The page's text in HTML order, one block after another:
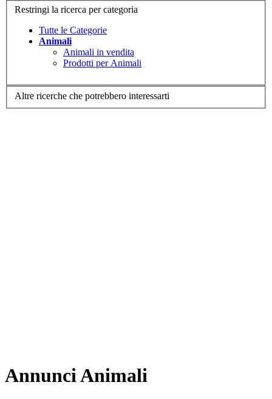
Restringi la ricerca per categoria
Tutte le Categorie
Animali
Animali in vendita
Prodotti per Animali
Altre ricerche che potrebbero interessarti
Annunci Animali